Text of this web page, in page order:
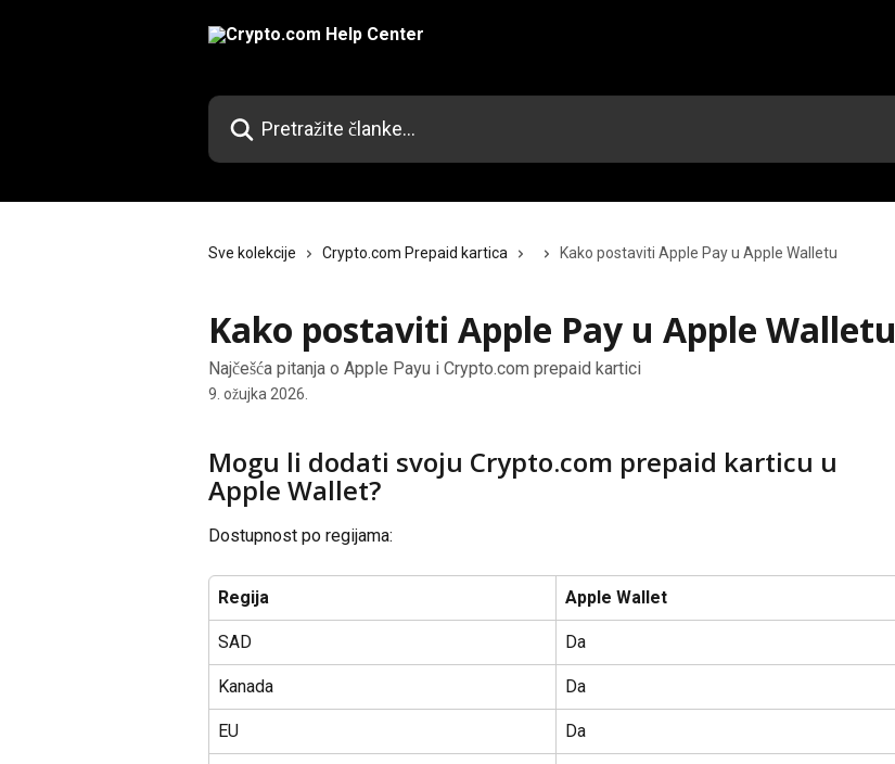
Pretražite članke...
Sve kolekcije Crypto.com Prepaid kartica Kako postaviti Apple Pay u Apple Walletu
Kako postaviti Apple Pay u Apple Walletu
Najčešća pitanja o Apple Payu i Crypto.com prepaid kartici
9. ožujka 2026.
Mogu li dodati svoju Crypto.com prepaid karticu u
Apple Wallet?
Dostupnost po regijama:
Regija Apple Wallet
SAD Da
Kanada Da
EU Da